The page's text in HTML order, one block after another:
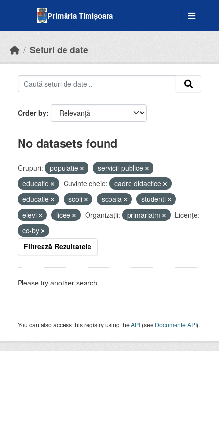
Primăria Timișoara
Seturi de date
Order by
No datasets found
Grupuri: populatie
servicii-publice
educatie
Cuvinte cheie:
cadre didactice
educatie
scoli scoala
studenti
elevi
licee Organizații: primariatm
Licenţe:
cc-by
Filtrează Rezultatele
Please try another search.
You can also access this registry using theAPI (see Documente API).